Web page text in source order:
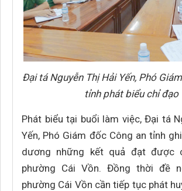
Đại tá Nguyễn Thị Hải Yến, Phó
tỉnh phát biểu chỉ đạo
Phát biểu tại buổi làm việc, Đại tá
Yến, Phó Giám đốc Công an tỉnh
dương những kết quả đạt được
phường Cái Vồn. Đồng thời đề
phường Cái Vồn cần tiếp tục phát